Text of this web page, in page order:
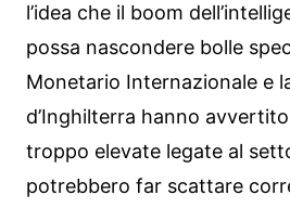
l’idea che il boom
possa nascondere bolle
Monetario Internazionale e
d’Inghilterra hanno
troppo elevate legate al
potrebbero far scattare